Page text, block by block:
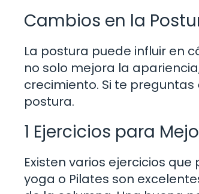
Cambios en la
La postura puede influir en
no solo mejora la
crecimiento. Si te
postura.
1 Ejercicios para
Existen varios ejercicios
yoga o Pilates son